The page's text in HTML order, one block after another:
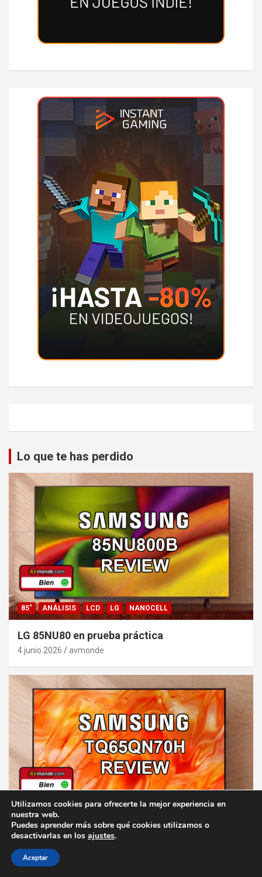
Lo que te has perdido
85" ANÁLISIS LCD LG NANOCELL
LG 85NU80 en prueba práctica
4 junio 2026 avmonde
ANÁLISIS QLED
Análisis del Neo QLED Samsung TQ65QN70H
28 mayo 2026
Utilizamos cookies para ofrecerte la mejor experiencia en
nuestra web.
Puedes aprender más sobre qué cookies utilizamos o
desactivarlas en los ajustes.
Aceptar